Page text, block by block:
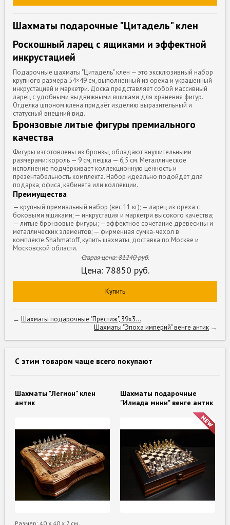
Шахматы подарочные "Цитадель" клен
Роскошный ларец с ящиками и эффектной
инкрустацией
Подарочные шахматы "Цитадель" клен — это эксклюзивный набор
крупного размера 54×49 см, выполненный из ореха и украшенный
инкрустацией и маркетри. Доска представляет собой массивный
ларец с удобными выдвижными ящиками для хранения фигур.
Отделка шпоном клена придаёт изделию выразительный и
статусный внешний вид.
Бронзовые литые фигуры премиального
качества
Фигуры изготовлены из бронзы, обладают внушительными
размерами: король — 9 см, пешка — 6,5 см. Металлическое
исполнение подчёркивает коллекционную ценность и
презентабельность комплекта. Набор идеально подойдёт для
подарка, офиса, кабинета или коллекции.
Преимущества
— крупный премиальный набор (вес 11 кг); — ларец из ореха с
боковыми ящиками; — инкрустация и маркетри высокого качества;
— литые бронзовые фигуры; — эффектное сочетание древесины и
металлических элементов; — фирменная сумка-чехол в
комплекте.Shahmatoff, купить шахматы, доставка по Москве и
Московской области.
Старая цена:81240руб.
Цена: 78850 руб.
Купить
←Шахматы подарочные "Престиж", 39х3...
Шахматы "Эпоха империй" венге антик→
С этим товаром чаще всего покупают
Шахматы "Легион" клен
антик
Размер: 40 х 40 х 7 см
Шахматы подарочные
"Илиада мини" венге антик